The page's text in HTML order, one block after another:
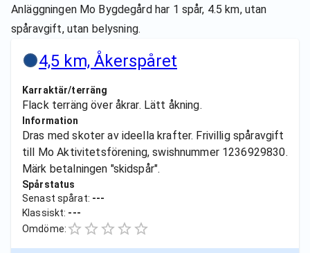
Anläggningen Mo Bygdegård har 1 spår, 4.5 km, utan
spåravgift, utan belysning.
4,5 km, Åkerspåret
Karraktär/terräng
Flack terräng över åkrar. Lätt åkning.
Information
Dras med skoter av ideella krafter. Frivillig spåravgift
till Mo Aktivitetsförening, swishnummer 1236929830.
Märk betalningen "skidspår".
Spårstatus
Senast spårat: ---
Klassiskt: ---
Omdöme: